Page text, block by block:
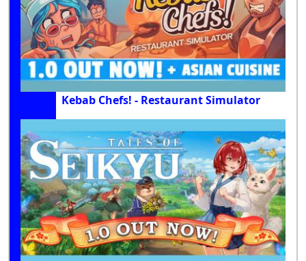
Kebab Chefs! - Restaurant Simulator